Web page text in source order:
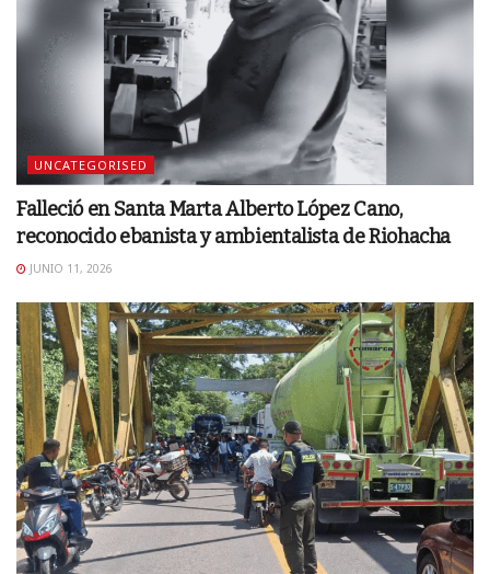
UNCATEGORISED
Falleció en Santa Marta Alberto López Cano,
reconocido ebanista y ambientalista de Riohacha
JUNIO 11, 2026